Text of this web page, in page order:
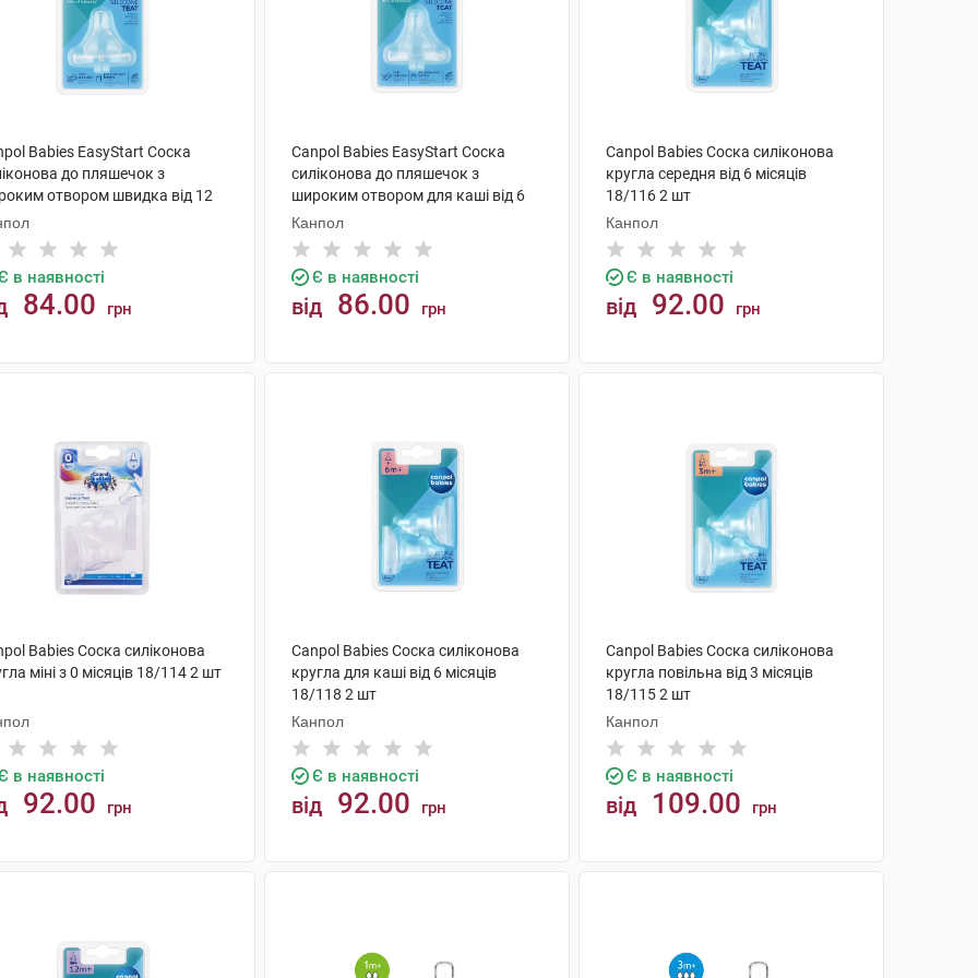
Babies EasyStart Соска
до пляшечок з
отвором швидка від 12
21/722 1 шт
в наявності
84.00 грн
Canpol Babies EasyStart Соска
силіконова до пляшечок з
широким отвором для каші від 6
місяців 21/723 1 шт
Канпол
Є в наявності
від 86.00 грн
Canpol Babies Соска силіконова
кругла середня від 6 місяців
18/116 2 шт
Канпол
Є в наявності
від 92.00 грн
Babies Соска силіконова
міні з 0 місяців 18/114 2 шт
в наявності
92.00 грн
Canpol Babies Соска силіконова
кругла для каші від 6 місяців
18/118 2 шт
Канпол
Є в наявності
від 92.00 грн
Canpol Babies Соска силіконова
кругла повільна від 3 місяців
18/115 2 шт
Канпол
Є в наявності
від 109.00 грн